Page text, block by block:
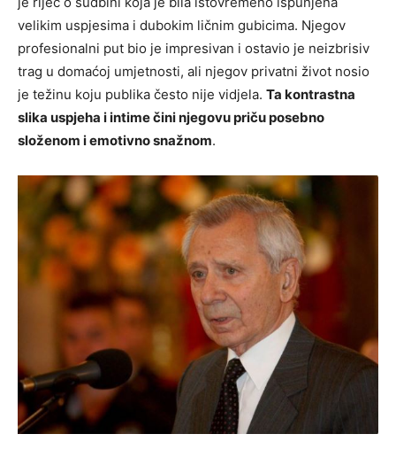
velikim uspjesima i dubokim ličnim gubicima. Njegov
profesionalni put bio je impresivan i ostavio je neizbrisiv
trag u domaćoj umjetnosti, ali njegov privatni život nosio
je težinu koju publika često nije vidjela. Ta kontrastna
slika uspjeha i intime čini njegovu priču posebno
složenom i emotivno snažnom.